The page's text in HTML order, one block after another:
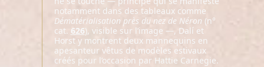
notamment dans des tableaux comme
Dématérialisation près du nez de Néron (n°
cat. 626), visible sur l’image —, Dalí et
Horst y montrent deux mannequins en
apesanteur vêtus de modèles estivaux
créés pour l’occasion par Hattie Carnegie.